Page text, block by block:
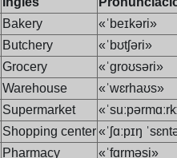
Bakery
«ˈbeɪkəri»
Butchery
«ˈbʊtʃəri»
Grocery
«ˈɡroʊsəri»
Warehouse
«ˈwɛrhaʊs»
Supermarket
Shopping center«ˈʃɑːpɪŋ
Pharmacy
«ˈfɑrməsi»